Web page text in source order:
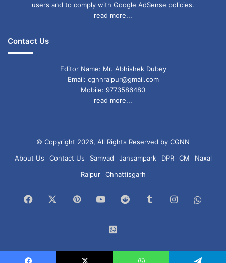
users and to comply with Google AdSense policies.
read more...
Contact Us
Editor Name: Mr. Abhishek Dubey
Email: cgnnraipur@gmail.com
Mobile: 9773586480
read more...
© Copyright 2026, All Rights Reserved by CGNN
About Us
Contact Us Samvad Jansampark DPR CM
Naxal
Raipur
Chhattisgarh
Facebook PinterestYouTubeReddit TumblrInstagram
Group